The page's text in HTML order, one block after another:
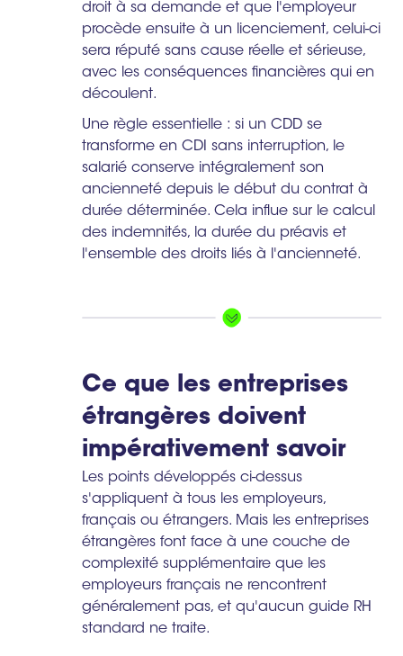
droit à sa demande et que l'employeur
procède ensuite à un licenciement, celui-ci
sera réputé sans cause réelle et sérieuse,
avec les conséquences financières qui en
découlent.
Une règle essentielle : si un CDD se
transforme en CDI sans interruption, le
salarié conserve intégralement son
ancienneté depuis le début du contrat à
durée déterminée. Cela influe sur le calcul
des indemnités, la durée du préavis et
l'ensemble des droits liés à l'ancienneté.
Ce que les entreprises
étrangères doivent
impérativement savoir
Les points développés ci-dessus
s'appliquent à tous les employeurs,
français ou étrangers. Mais les entreprises
étrangères font face à une couche de
complexité supplémentaire que les
employeurs français ne rencontrent
généralement pas, et qu'aucun guide RH
standard ne traite.